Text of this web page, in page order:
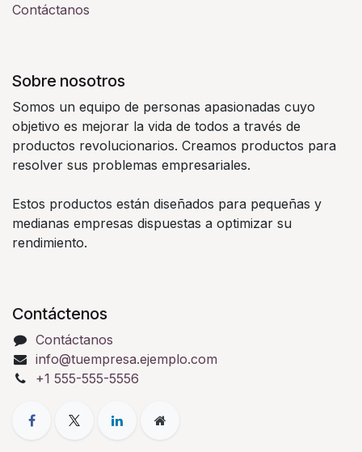
Contáctanos
Sobre nosotros
Somos un equipo de personas apasionadas cuyo
objetivo es mejorar la vida de todos a través de
productos revolucionarios. Creamos productos para
resolver sus problemas empresariales.
Estos productos están diseñados para pequeñas y
medianas empresas dispuestas a optimizar su
rendimiento.
Contáctenos
Contáctanos
info@tuempresa.ejemplo.com
+1 555-555-5556